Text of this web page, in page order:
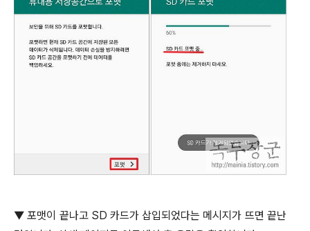
▼ 포맷이 끝나고 SD 카드가 삽입되었다는 메시지가 뜨면 끝난